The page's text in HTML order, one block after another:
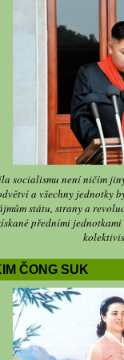
socialismu není ničím
a všechny jednotky
státu, strany a
předními
ČONG SUK